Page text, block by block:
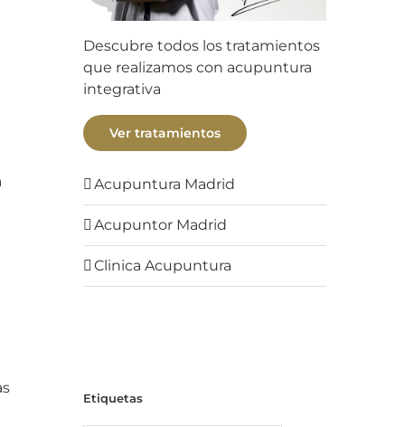
Descubre todos los tratamientos
que realizamos con acupuntura
integrativa
Ver tratamientos
Acupuntura Madrid
Acupuntor Madrid
Clinica Acupuntura
Etiquetas